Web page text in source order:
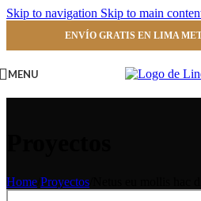
Skip to navigation Skip to main
ENVÍO GRATIS EN LIMA
MENU
Home Proyectos